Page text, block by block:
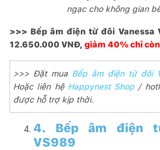
ngạc cho không gian
>>> Bếp âm điện từ đôi Vanessa
12.650.000 VNĐ, giảm 40% chỉ
>>> Đặt mua Bếp âm điện từ đôi
Hoặc liên hệ Happynest Shop /
được hỗ trợ kịp thời.
4. Bếp âm điện
VS989